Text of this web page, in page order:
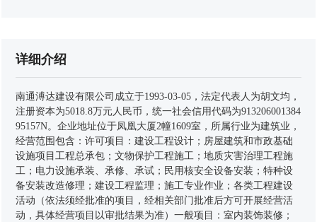
详细介绍
南通溥达建设有限公司成立于1993-03-05，法定代表人为胡文均，
注册资本为5018.8万元人民币，统一社会信用代码为913206001384
95157N。企业地址位于凤凰大厦2幢1609室，所属行业为建筑业，
经营范围包含：许可项目：建设工程设计；房屋建筑和市政基础
设施项目工程总承包；文物保护工程施工；地质灾害治理工程施
工；电力设施承装、承修、承试；民用核安全设备安装；特种设
备安装改造修理；建设工程监理；施工专业作业；各类工程建设
活动（依法须经批准的项目，经相关部门批准后方可开展经营活
动，具体经营项目以审批结果为准）一般项目：室内装饰装修；